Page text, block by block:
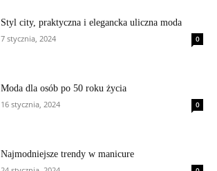
Styl city, praktyczna i elegancka uliczna moda
7 stycznia, 2024
0
Moda dla osób po 50 roku życia
16 stycznia, 2024
0
Najmodniejsze trendy w manicure